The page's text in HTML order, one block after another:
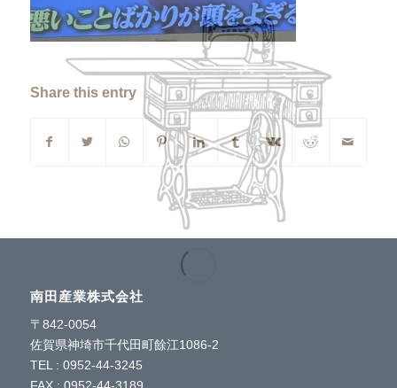
Share this entry
南田産業株式会社
〒842-0054
佐賀県神埼市千代田町餘江1086-2
TEL : 0952-44-3245
FAX : 0952-44-3189